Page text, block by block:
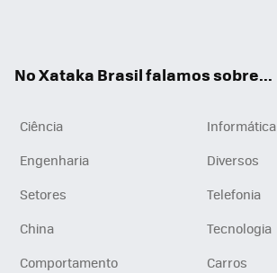
No Xataka Brasil falamos sobre...
Ciência
Informática
Engenharia
Diversos
Setores
Telefonia
China
Tecnologia
Comportamento
Carros